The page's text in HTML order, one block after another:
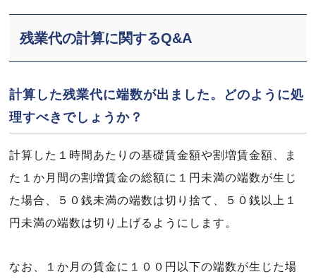
残業代の計算に関するQ&A
計算した残業代に端数が出ました。どのように処
理すべきでしょうか？
計算した１時間あたりの基礎賃金額や割増賃金額、ま
た１か月間の割増賃金の総額に１円未満の端数が生じ
た場合、５０銭未満の端数は切り捨て、５０銭以上１
円未満の端数は切り上げるようにします。
なお、１か月の賃金に１００円以下の端数が生じた場